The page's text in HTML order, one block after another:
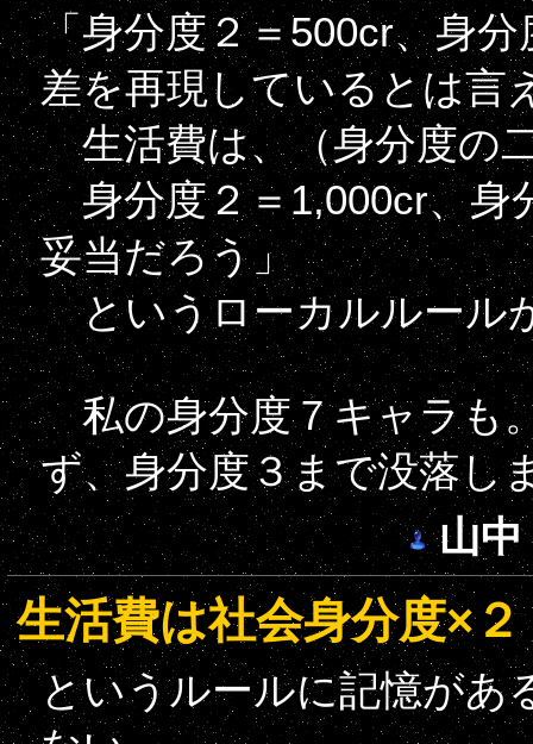
「身分度２＝500cr、身
差を再現しているとは言
生活費は、（身分度の
身分度２＝1,000cr、身
妥当だろう」
というローカルルール
私の身分度７キャラも
ず、身分度３まで没落
山中
生活費は社会身分度×
というルールに記憶があ